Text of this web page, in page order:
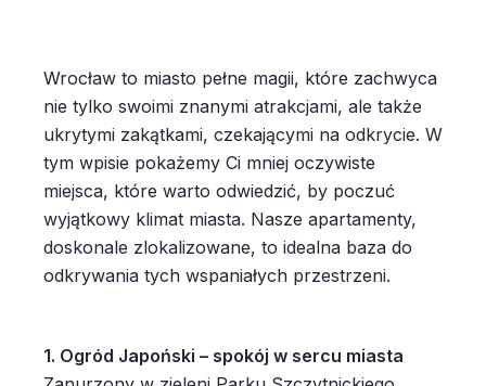
Wrocław to miasto pełne magii, które zachwyca
nie tylko swoimi znanymi atrakcjami, ale także
ukrytymi zakątkami, czekającymi na odkrycie. W
tym wpisie pokażemy Ci mniej oczywiste
miejsca, które warto odwiedzić, by poczuć
wyjątkowy klimat miasta. Nasze apartamenty,
doskonale zlokalizowane, to idealna baza do
odkrywania tych wspaniałych przestrzeni.
1. Ogród Japoński – spokój w sercu miasta